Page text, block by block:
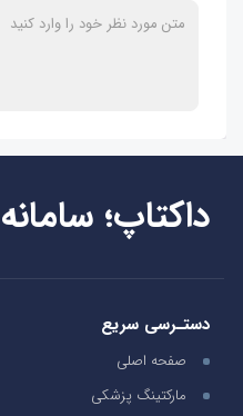
داکتاپ؛
دستـرسی سریع
صفحه اصلی
مارکتینگ پزشکی